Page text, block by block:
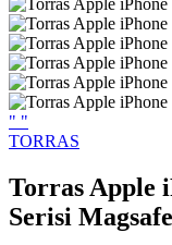
" "
TORRAS
Torras Apple
Serisi